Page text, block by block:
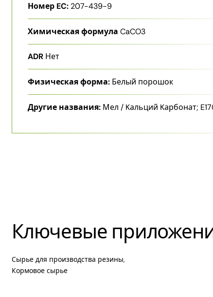
Номер EC: 207-439-9
Химическая формула CaCO3
ADR Нет
Физическая форма: Белый порошок
Другие названия: Мел / Kальций Kарбонат;
Ключевые
Сырье для производства резины,
Кормовое сырье